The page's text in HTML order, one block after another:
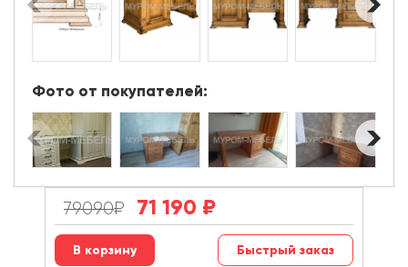
Фото от покупателей:
79090₽ 71 190 ₽
Быстрый заказ